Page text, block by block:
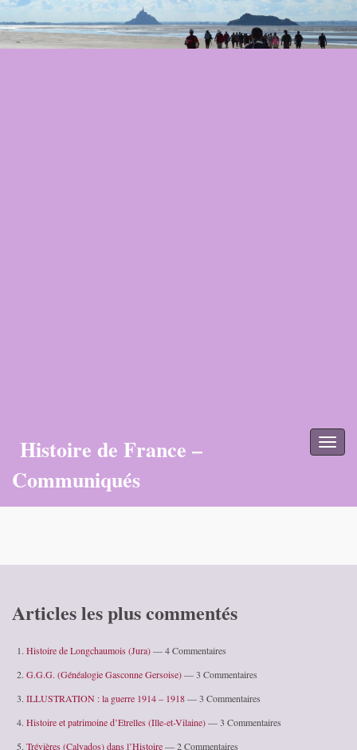
Histoire de France –
Communiqués
Articles les plus commentés
Histoire de Longchaumois (Jura)— 4 Commentaires
G.G.G. (Généalogie Gasconne Gersoise)— 3 Commentaires
ILLUSTRATION : la guerre 1914 – 1918— 3 Commentaires
Histoire et patrimoine d’Etrelles (Ille-et-Vilaine)— 3 Commentaires
Trévières (Calvados) dans l’Histoire— 2 Commentaires